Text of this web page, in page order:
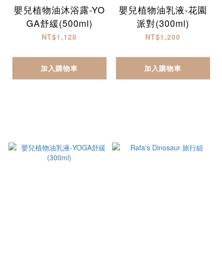
嬰兒植物油沐浴露-YO
GA舒緩(500ml)
NT$1,120
加入購物車
嬰兒植物油乳液-花園
派對(300ml)
NT$1,200
加入購物車